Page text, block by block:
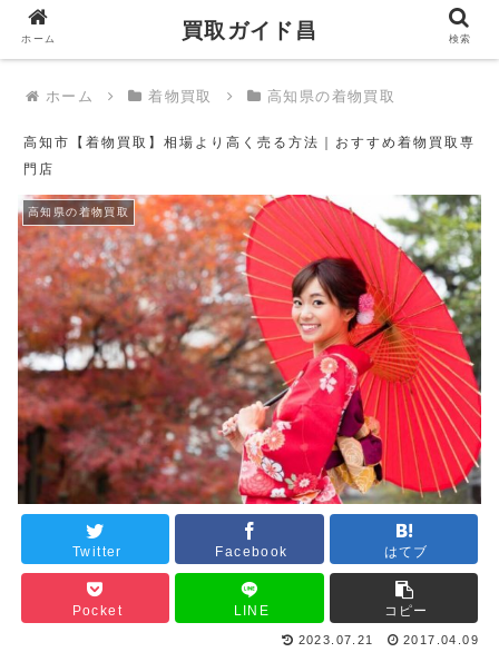
買取ガイド昌
ホーム 着物買取 高知県の着物買取
高知市【着物買取】相場より高く売る方法｜おすすめ着物買取専
門店
高知県の着物買取
Twitter Facebook はてブ
Pocket LINE コピー
2023.07.21 2017.04.09
ホーム 買取ガイド昌 検索